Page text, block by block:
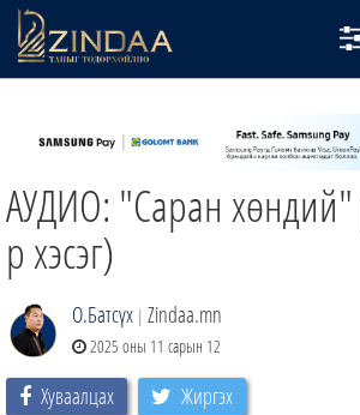
ТВ8
ӨГЛӨӨНИЙ СОНИН
АУДИО ЗОХИОЛ
ЗИНДАА СЭТГҮҮЛ
АУДИО: "Саран
р хэсэг)
О.Батсүх | Zindaa.mn
2025 оны 11 сарын 12
Хуваалцах Жиргэх